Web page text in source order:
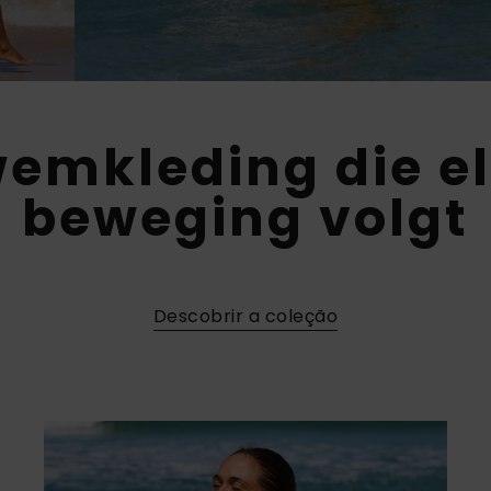
die
beweging volgt
Descobrir a coleção